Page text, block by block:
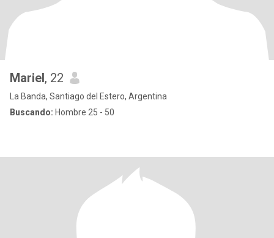
Mariel, 22
La Banda, Santiago del Estero, Argentina
Buscando: Hombre 25 - 50